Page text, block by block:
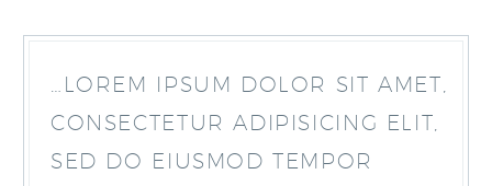
…LOREM IPSUM DOLOR SIT AMET,
CONSECTETUR ADIPISICING ELIT,
SED DO EIUSMOD TEMPOR